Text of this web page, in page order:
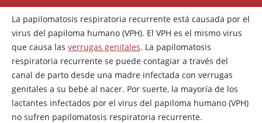
La papilomatosis respiratoria recurrente está causada por el
virus del papiloma humano (VPH). El VPH es el mismo virus
que causa las verrugas genitales. La papilomatosis
respiratoria recurrente se puede contagiar a través del
canal de parto desde una madre infectada con verrugas
genitales a su bebé al nacer. Por suerte, la mayoría de los
lactantes infectados por el virus del papiloma humano (VPH)
no sufren papilomatosis respiratoria recurrente.